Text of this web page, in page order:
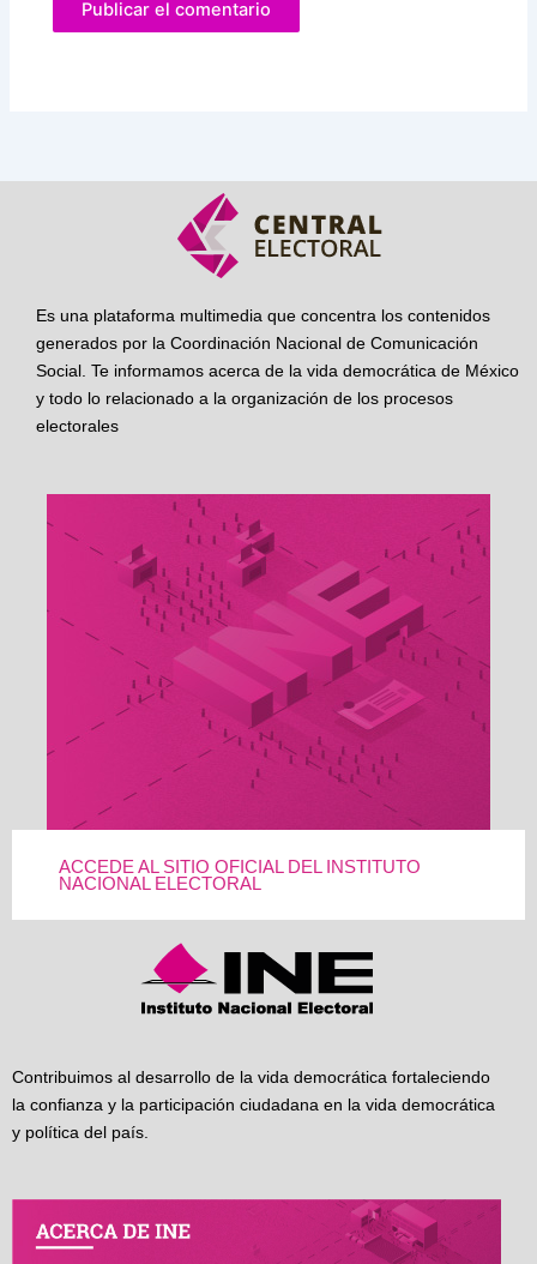
Es una plataforma multimedia que concentra los contenidos
generados por la Coordinación Nacional de Comunicación
Social. Te informamos acerca de la vida democrática de México
y todo lo relacionado a la organización de los procesos
electorales
ACCEDE AL SITIO OFICIAL DEL INSTITUTO
NACIONAL ELECTORAL
Contribuimos al desarrollo de la vida democrática fortaleciendo
la confianza y la participación ciudadana en la vida democrática
y política del país.